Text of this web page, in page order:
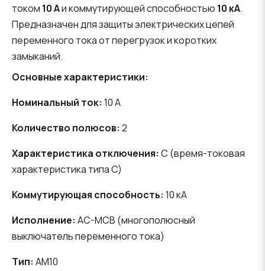
током 10 Аи коммутирующей способностью 10 кА.
Предназначен для защиты электрических цепей
переменного тока от перегрузок и коротких
замыканий.
Основные характеристики:
Номинальный ток: 10 A
Количество полюсов: 2
Характеристика отключения: C (время-токовая
характеристика типа C)
Коммутирующая способность: 10 кА
Исполнение: AC-MCB (многополюсный
выключатель переменного тока)
Тип: AM10